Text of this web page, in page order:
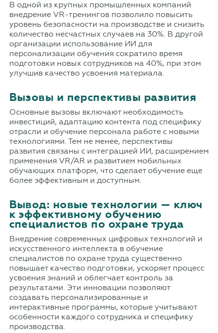
В одной из крупных промышленных компаний
внедрение VR-тренингов позволило повысить
уровень безопасности на производстве и снизить
количество несчастных случаев на 30%. В другой
организации использование ИИ для
персонализации обучения сократило время
подготовки новых сотрудников на 40%, при этом
улучшив качество усвоения материала.
Вызовы и перспективы развития
Основные вызовы включают необходимость
инвестиций, адаптацию контента под специфику
отрасли и обучение персонала работе с новыми
технологиями. Тем не менее, перспективы
развития связаны с интеграцией ИИ, расширением
применения VR/AR и развитием мобильных
обучающих платформ, что сделает обучение еще
более эффективным и доступным.
Вывод: новые технологии — ключ
к эффективному обучению
специалистов по охране труда
Внедрение современных цифровых технологий и
искусственного интеллекта в обучение
специалистов по охране труда существенно
повышает качество подготовки, ускоряет процесс
усвоения знаний и облегчает контроль за
результатами. Эти инновации позволяют
создавать персонализированные и
интерактивные программы, которые учитывают
особенности каждого сотрудника и специфику
производства.